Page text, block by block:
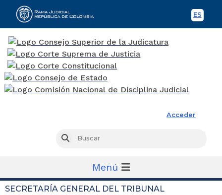
ES
Acceder
Buscar
Menú
SECRETARÍA GENERAL DEL TRIBUNAL